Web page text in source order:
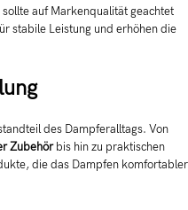
sollte auf Markenqualität geachtet
stabile Leistung und erhöhen die
des Dampferalltags. Von
Zubehörbis hin zu praktischen
die das Dampfen komfortabler